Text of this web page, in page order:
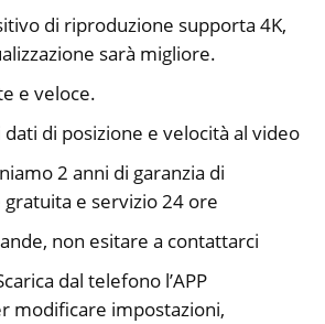
di riproduzione supporta 4K,
sarà migliore.
e veloce.
dati di posizione e velocità al video
2 anni di garanzia di
e servizio 24 ore
non esitare a contattarci
dal telefono l’APP
modificare impostazioni,